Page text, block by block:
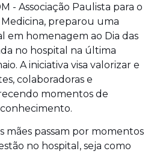
- Associação Paulista para o
preparou uma
em homenagem ao Dia das
no hospital na última
A iniciativa visa valorizar e
colaboradoras e
momentos de
mães passam por momentos
no hospital, seja como